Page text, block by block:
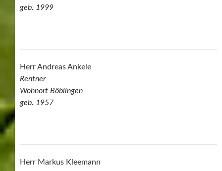
geb. 1999
Herr Andreas Ankele
Rentner
Wohnort Böblingen
geb. 1957
Herr Markus Kleemann